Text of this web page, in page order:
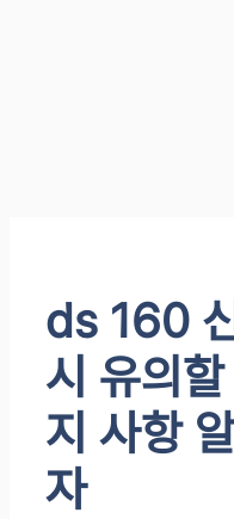
ds 160
시 유의
지 사항
자